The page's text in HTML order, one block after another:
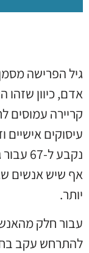
גיל הפרישה
אדם, כיוון
קריירה עמוסים
עיסוקים אישיים
אף שיש אנשים
יותר.
עבור חלק
להתרחש עקב